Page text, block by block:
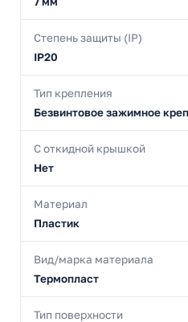
Степень защиты (IP)
IP20
Тип крепления
Безвинтовое зажимное
С откидной крышкой
Нет
Материал
Пластик
Вид/марка материала
Термопласт
Тип поверхности